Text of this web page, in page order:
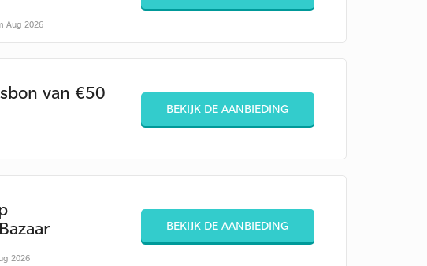
Aug 2026
van €50
BEKIJK DE AANBIEDING
2026
BEKIJK DE AANBIEDING